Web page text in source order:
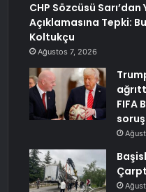
CHP Sözcüsü
Açıklamasına Tepki:
Koltukçu
Ağustos 7, 2026
FIFA